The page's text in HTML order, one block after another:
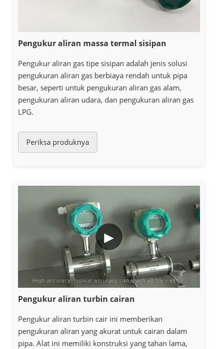
Pengukur aliran massa termal sisipan
Pengukur aliran gas tipe sisipan adalah jenis solusi
pengukuran aliran gas berbiaya rendah untuk pipa
besar, seperti untuk pengukuran aliran gas alam,
pengukuran aliran udara, dan pengukuran aliran gas
LPG.
Periksa produknya
▶
Pengukur aliran turbin cairan
Pengukur aliran turbin cair ini memberikan
pengukuran aliran yang akurat untuk cairan dalam
pipa. Alat ini memiliki konstruksi yang tahan lama,